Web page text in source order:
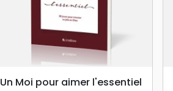
search APERÇU RAPIDE
Un Moi pour aimer l'essentiel